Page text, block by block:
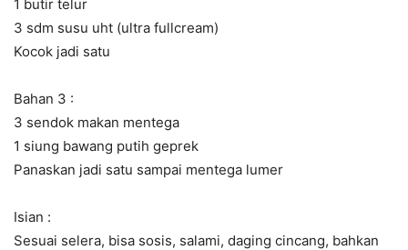
1 butir telur
3 sdm susu uht (ultra fullcream)
Kocok jadi satu
Bahan 3 :
3 sendok makan mentega
1 siung bawang putih geprek
Panaskan jadi satu sampai mentega lumer
Isian :
Sesuai selera, bisa sosis, salami, daging cincang, bahkan